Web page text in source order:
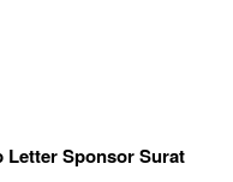
Sponsor Surat